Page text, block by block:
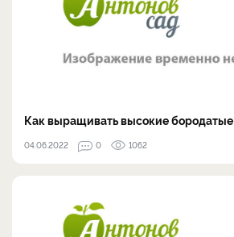
Как выращивать высокие
04.06.2022 0 1062